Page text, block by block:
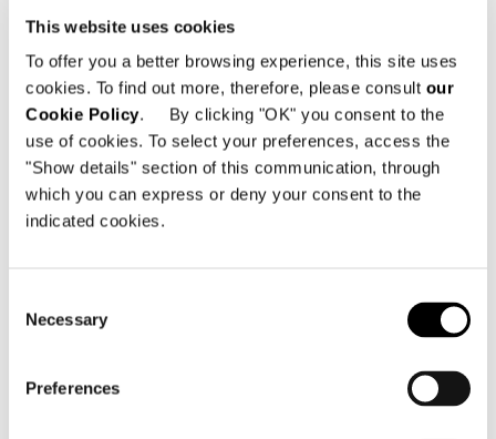
This website uses cookies
To offer you a better browsing experience, this site uses
cookies. To find out more, therefore, please consult our
Cookie Policy. By clicking "OK" you consent to the
use of cookies. To select your preferences, access the
"Show details" section of this communication, through
which you can express or deny your consent to the
indicated cookies.
Selection
Necessary
Preferences
Technical Features
LIVING LOW HORIZONTALES SIDEBOARD
248,5X52XH47,5 CM